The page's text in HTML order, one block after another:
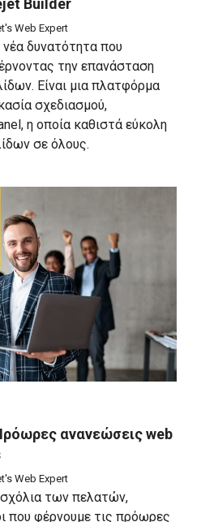
Web Expert
νέα δυνατότητα που
την επανάσταση
Είναι μια πλατφόρμα
σχεδιασμού,
η οποία καθιστά εύκολη
σε όλους.
ανανεώσεις web
Web Expert
των πελατών,
που φέρνουμε τις πρόωρες